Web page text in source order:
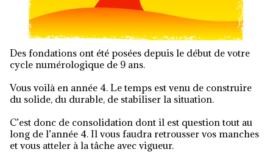
Des fondations ont été posées depuis le début de votre
cycle numérologique de 9 ans.
Vous voilà en année 4. Le temps est venu de construire
du solide, du durable, de stabiliser la situation.
C’est donc de consolidation dont il est question tout au
long de l’année 4. Il vous faudra retrousser vos manches
et vous atteler à la tâche avec vigueur.